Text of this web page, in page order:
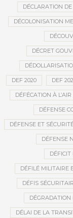
DÉCLARATION
DÉCOLONISATION
DÉCRET
DEF 2020 DEF
DÉFÉCATION À
DÉFENSE
DÉFENSE ET
DÉFENSE
DÉFILÉ MILITAIRE
DÉFIS
DÉGRADATION
DÉLAI DE LA